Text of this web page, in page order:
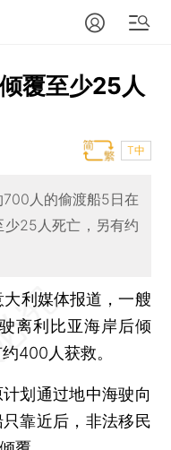
覆至少25人
T中
人的偷渡船5日在
25人死亡，另有约
利媒体报道，一艘
离利比亚海岸后倾
400人获救。
划通过地中海驶向
靠近后，非法移民